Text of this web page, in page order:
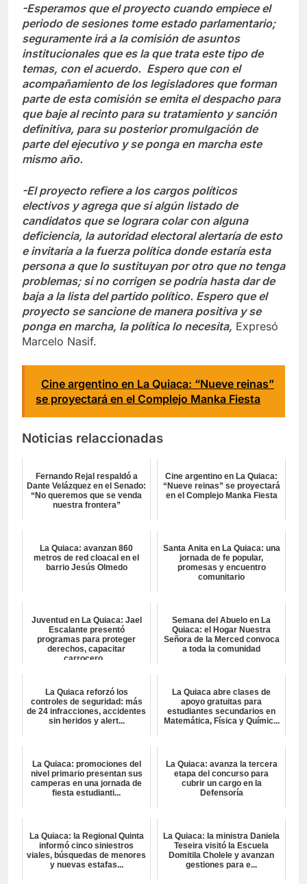
-Esperamos que el proyecto cuando empiece el
periodo de sesiones tome estado parlamentario;
seguramente irá a la comisión de asuntos
institucionales que es la que trata este tipo de
temas, con el acuerdo. Espero que con el
acompañamiento de los legisladores que forman
parte de esta comisión se emita el despacho para
que baje al recinto para su tratamiento y sanción
definitiva, para su posterior promulgación de
parte del ejecutivo y se ponga en marcha este
mismo año.
-El proyecto refiere a los cargos políticos
electivos y agrega que si algún listado de
candidatos que se lograra colar con alguna
deficiencia, la autoridad electoral alertaría de esto
e invitaría a la fuerza política donde estaría esta
persona a que lo sustituyan por otro que no tenga
problemas; si no corrigen se podría hasta dar de
baja a la lista del partido político. Espero que el
proyecto se sancione de manera positiva y se
ponga en marcha, la política lo necesita, Expresó
Marcelo Nasif.
Cine argentino en La Quiaca: “Nueve reinas”
se proyectará en el Complejo Manka Fiesta
Noticias relaccionadas
Fernando Rejal respaldó a
Dante Velázquez en el Senado:
“No queremos que se venda
nuestra frontera”
Cine argentino en La Quiaca:
“Nueve reinas” se proyectará
en el Complejo Manka Fiesta
La Quiaca: avanzan 860
metros de red cloacal en el
barrio Jesús Olmedo
Santa Anita en La Quiaca: una
jornada de fe popular,
promesas y encuentro
comunitario
Juventud en La Quiaca: Jael
Escalante presentó
programas para proteger
derechos, capacitar
carrocero...
Semana del Abuelo en La
Quiaca: el Hogar Nuestra
Señora de la Merced convoca
a toda la comunidad
La Quiaca reforzó los
controles de seguridad: más
de 24 infracciones, accidentes
sin heridos y alert...
La Quiaca abre clases de
apoyo gratuitas para
estudiantes secundarios en
Matemática, Física y Químic...
La Quiaca: promociones del
nivel primario presentan sus
camperas en una jornada de
fiesta estudianti...
La Quiaca: avanza la tercera
etapa del concurso para
cubrir un cargo en la
Defensoría
La Quiaca: la Regional Quinta
informó cinco siniestros
viales, búsquedas de menores
y nuevas estafas...
La Quiaca: la ministra Daniela
Teseira visitó la Escuela
Domitila Cholele y avanzan
gestiones para e...